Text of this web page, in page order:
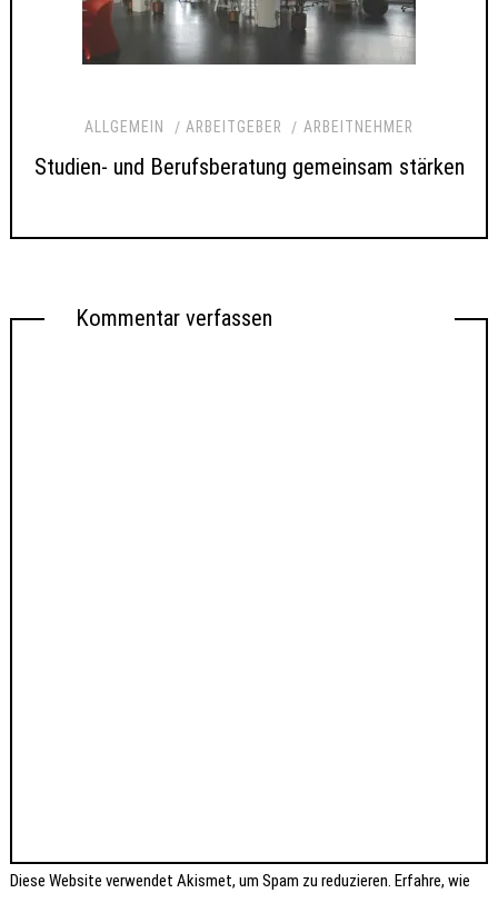
ALLGEMEIN ARBEITGEBER ARBEITNEHMER
Studien- und Berufsberatung gemeinsam stärken
Kommentar verfassen
Diese Website verwendet Akismet, um Spam zu reduzieren.Erfahre, wie